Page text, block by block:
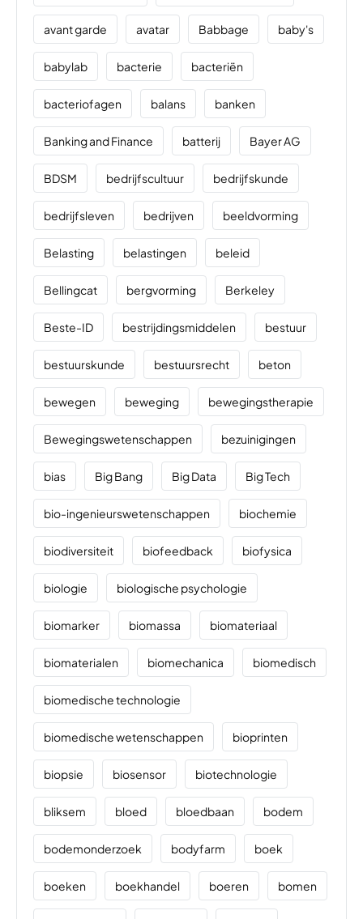
avant garde avatar Babbage baby's
babylab bacterie bacteriën
bacteriofagen balans banken
Banking and Finance batterij Bayer AG
BDSM bedrijfscultuur bedrijfskunde
bedrijfsleven bedrijven beeldvorming
Belasting belastingen beleid
Bellingcat bergvorming Berkeley
Beste-ID bestrijdingsmiddelen bestuur
bestuurskunde bestuursrecht beton
bewegen beweging bewegingstherapie
Bewegingswetenschappen bezuinigingen
bias Big Bang Big Data Big Tech
bio-ingenieurswetenschappen biochemie
biodiversiteit biofeedback biofysica
biologie biologische psychologie
biomarker biomassa biomateriaal
biomaterialen biomechanica biomedisch
biomedische technologie
biomedische wetenschappen bioprinten
biopsie biosensor biotechnologie
bliksem bloed bloedbaan bodem
bodemonderzoek bodyfarm boek
boeken boekhandel boeren bomen